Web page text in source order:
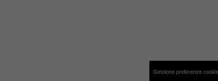
Gestione preferenze